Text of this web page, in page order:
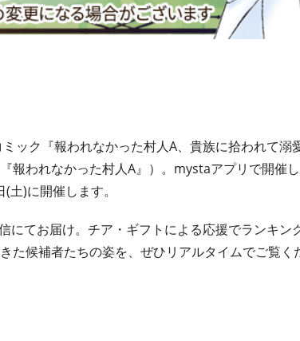
ック『報われなかった村人A、貴族に拾われて溺
報われなかった村人A』）。mystaアプリで開催
)に開催します。
てお届け。チア・ギフトによる応援でランキン
た候補者たちの姿を、ぜひリアルタイムでご覧く